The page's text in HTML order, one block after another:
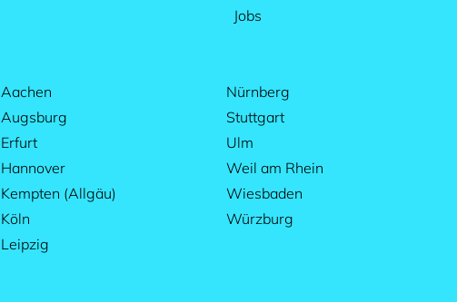
Jobs
Aachen
Augsburg
Erfurt
Hannover
Kempten (Allgäu)
Köln
Leipzig
Nürnberg
Stuttgart
Ulm
Weil am Rhein
Wiesbaden
Würzburg